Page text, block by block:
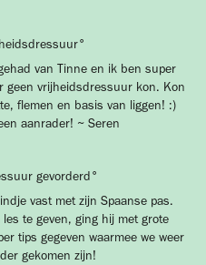
van Tinne en ik ben super
geen vrijheidsdressuur kon. Kon
flemen en basis van liggen! :)
aanrader! ~ Seren
gevorderd°
vast met zijn Spaanse pas.
te geven, ging hij met grote
tips gegeven waarmee we weer
gekomen zijn!